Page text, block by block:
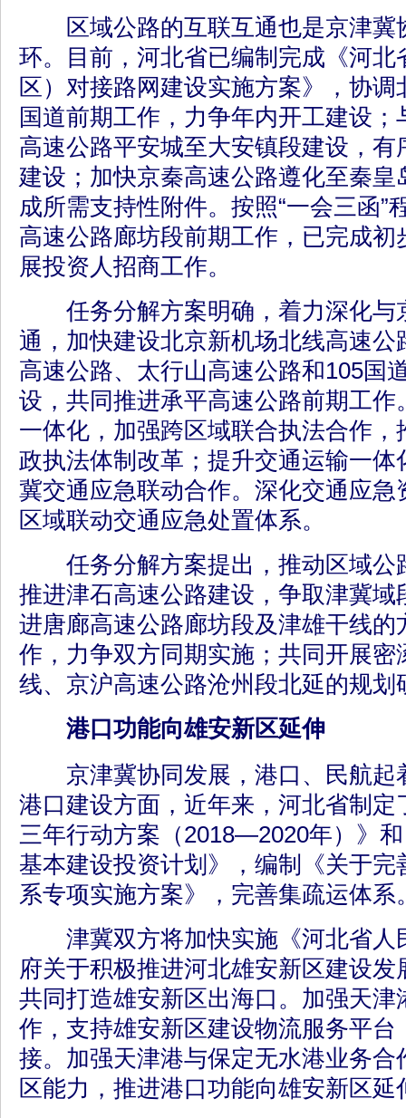
区域公路的互联互通也是京津冀
环。目前，河北省已编制完成《河北
区）对接路网建设实施方案》，协调
国道前期工作，力争年内开工建设
高速公路平安城至大安镇段建设，
建设；加快京秦高速公路遵化至秦
成所需支持性附件。按照“一会三函”
高速公路廊坊段前期工作，已完成
展投资人招商工作。
任务分解方案明确，着力深化与
通，加快建设北京新机场北线高速公
高速公路、太行山高速公路和105国
设，共同推进承平高速公路前期工作
一体化，加强跨区域联合执法合作
政执法体制改革；提升交通运输一体
冀交通应急联动合作。深化交通应急
区域联动交通应急处置体系。
任务分解方案提出，推动区域公
推进津石高速公路建设，争取津冀域
进唐廊高速公路廊坊段及津雄干线的
作，力争双方同期实施；共同开展密
线、京沪高速公路沧州段北延的规划
港口功能向雄安新区延伸
京津冀协同发展，港口、民航起
港口建设方面，近年来，河北省制定
三年行动方案（2018—2020年）》
基本建设投资计划》，编制《关于
系专项实施方案》，完善集疏运体系
津冀双方将加快实施《河北省人
府关于积极推进河北雄安新区建设
共同打造雄安新区出海口。加强天津
作，支持雄安新区建设物流服务平台
接。加强天津港与保定无水港业务合
区能力，推进港口功能向雄安新区延